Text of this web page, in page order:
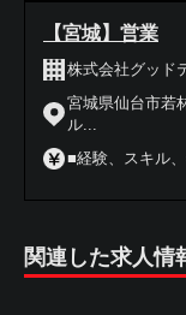
【宮城】営業
株式会社グッド
宮城県仙台市若
ル...
■経験、スキル
関連した求人情